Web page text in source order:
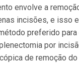
envolve a
incisões, e isso
preferido para
por
de remoção